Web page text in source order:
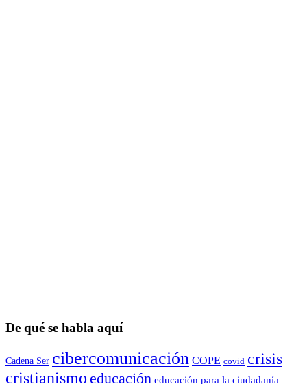
De qué se habla aquí
Cadena Ser cibercomunicación COPE covid crisis
cristianismo educación educación para la ciudadaní­a